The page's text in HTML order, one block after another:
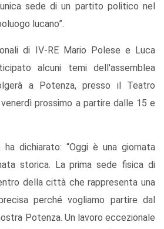
sede di un partito politico nel
lucano”.
di IV-RE Mario Polese e Luca
alcuni temi dell'assemblea
a Potenza, presso il Teatro
prossimo a partire dalle 15 e
dichiarato: “Oggi è una giornata
storica. La prima sede fisica di
della città che rappresenta una
perché vogliamo partire dal
Potenza. Un lavoro eccezionale